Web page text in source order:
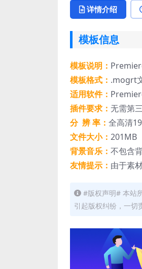
详情介绍
模板信息
模板说明：
模板格式： .mogrt
适用软件：
插件要求： 无需第
分 辨 率： 全高清
文件大小： 201MB
背景音乐： 不包含
友情提示： 由于素
#版权声明# 本站
引起版权纠纷，一切